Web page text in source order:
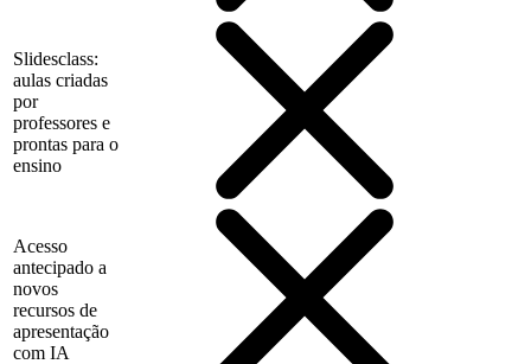
Slidesclass:
aulas criadas
por
professores e
prontas para o
ensino
Acesso
antecipado a
novos
recursos de
apresentação
com IA